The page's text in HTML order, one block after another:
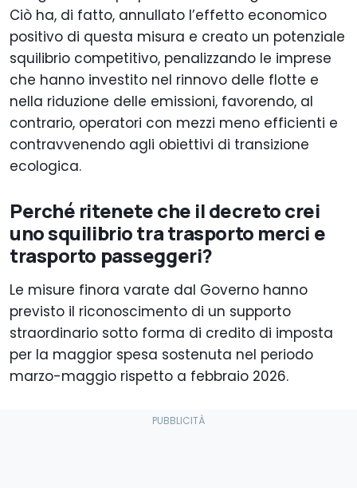
Ciò ha, di fatto, annullato l’effetto economico
positivo di questa misura e creato un potenziale
squilibrio competitivo, penalizzando le imprese
che hanno investito nel rinnovo delle flotte e
nella riduzione delle emissioni, favorendo, al
contrario, operatori con mezzi meno efficienti e
contravvenendo agli obiettivi di transizione
ecologica.
Perché ritenete che il decreto crei
uno squilibrio tra trasporto merci e
trasporto passeggeri?
Le misure finora varate dal Governo hanno
previsto il riconoscimento di un supporto
straordinario sotto forma di credito di imposta
per la maggior spesa sostenuta nel periodo
marzo-maggio rispetto a febbraio 2026.